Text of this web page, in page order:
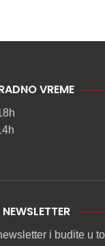
VREME
NEWSLETTER
i budite u